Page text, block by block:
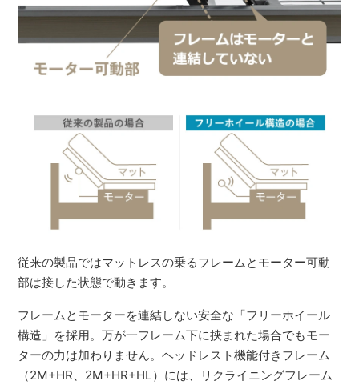
従来の製品ではマットレスの乗るフレームとモーター可動
部は接した状態で動きます。
フレームとモーターを連結しない安全な「フリーホイール
構造」を採用。万が一フレーム下に挟まれた場合でもモー
ターの力は加わりません。ヘッドレスト機能付きフレーム
（2M+HR、2M+HR+HL）には、リクライニングフレーム